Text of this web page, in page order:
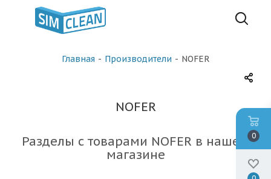
Главная - Производители - NOFER
NOFER
Разделы с товарами NOFER в нашем
магазине
0